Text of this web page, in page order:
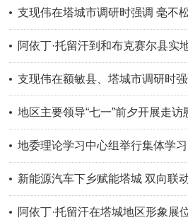
支现伟在塔城市调研时强调 毫不松懈抓好防汛抗旱工作 全力保
阿依丁·托留汗到和布克赛尔县实地调研督导产业发展、防汛抗
支现伟在额敏县、塔城市调研时强调 统筹用好各类资金 攻坚项目提速建设 为建设“
地区主要领导“七一”前夕开展走访
地委理论学习中心组举行集体学习 深入学习贯彻习近平总书记重要论述重要指示精神 以正确政
新能源汽车下乡赋能塔城 双向联动激活绿色新动能——2026年新能源汽车下乡活动（塔城主站）暨新能
阿依丁·托留汗在塔城地区形象展